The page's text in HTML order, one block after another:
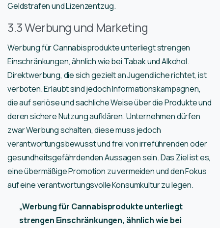
Geldstrafen und Lizenzentzug.
3.3 Werbung und Marketing
Werbung für Cannabisprodukte unterliegt strengen
Einschränkungen, ähnlich wie bei Tabak und Alkohol.
Direktwerbung, die sich gezielt an Jugendliche richtet, ist
verboten. Erlaubt sind jedoch Informationskampagnen,
die auf seriöse und sachliche Weise über die Produkte und
deren sichere Nutzung aufklären. Unternehmen dürfen
zwar Werbung schalten, diese muss jedoch
verantwortungsbewusst und frei von irreführenden oder
gesundheitsgefährdenden Aussagen sein. Das Ziel ist es,
eine übermäßige Promotion zu vermeiden und den Fokus
auf eine verantwortungsvolle Konsumkultur zu legen.
„Werbung für Cannabisprodukte unterliegt
strengen Einschränkungen, ähnlich wie bei